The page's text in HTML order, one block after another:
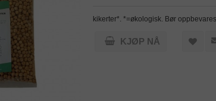
kikerter*. *=økologisk. Bør
KJØP NÅ